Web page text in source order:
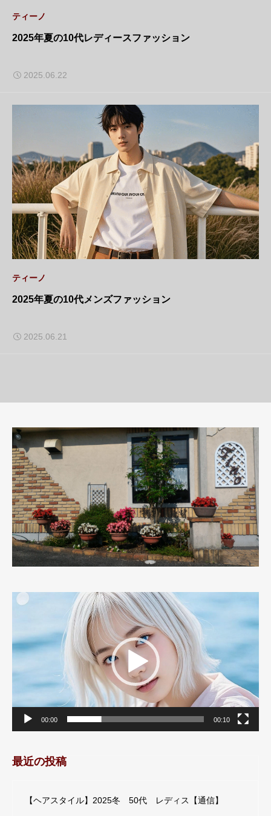
ティーノ
2025年夏の10代レディースファッション
2025.06.22
ティーノ
2025年夏の10代メンズファッション
2025.06.21
動
画
ヤ
ー
00:00 00:10
最近の投稿
【ヘアスタイル】2025冬 50代 レディス【通信】